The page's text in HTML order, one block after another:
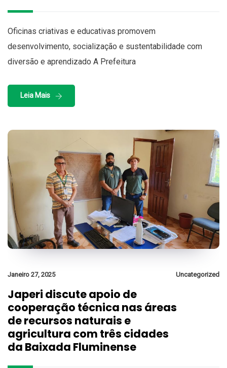
Oficinas criativas e educativas promovem
desenvolvimento, socialização e sustentabilidade com
diversão e aprendizado A Prefeitura
Leia Mais
Janeiro 27, 2025 Uncategorized
Japeri discute apoio de
cooperação técnica nas áreas
de recursos naturais e
agricultura com três cidades
da Baixada Fluminense